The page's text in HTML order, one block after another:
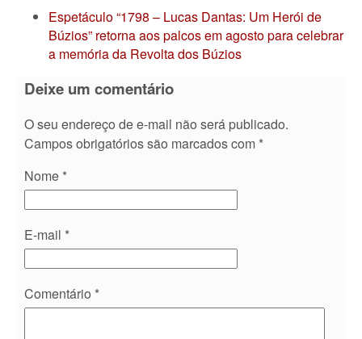
Espetáculo “1798 – Lucas Dantas: Um Herói de
Búzios” retorna aos palcos em agosto para celebrar
a memória da Revolta dos Búzios
Deixe um comentário
O seu endereço de e-mail não será publicado.
Campos obrigatórios são marcados com *
Nome *
E-mail *
Comentário *